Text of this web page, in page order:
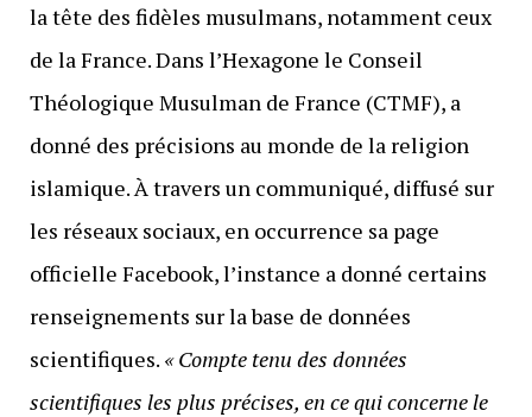
la tête des fidèles musulmans, notamment ceux
de la France. Dans l’Hexagone le Conseil
Théologique Musulman de France (CTMF), a
donné des précisions au monde de la religion
islamique. À travers un communiqué, diffusé sur
les réseaux sociaux, en occurrence sa page
officielle Facebook, l’instance a donné certains
renseignements sur la base de données
scientifiques. « Compte tenu des données
scientifiques les plus précises, en ce qui concerne le